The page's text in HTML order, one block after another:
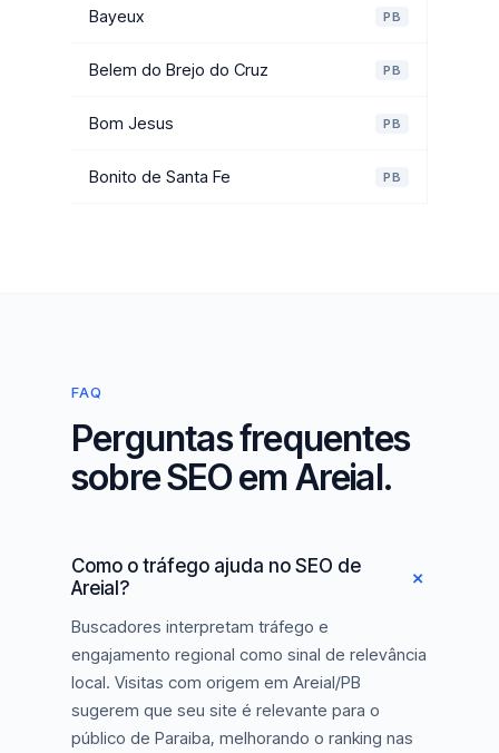
Bayeux PB
Belem do Brejo do Cruz PB
Bom Jesus PB
Bonito de Santa Fe PB
FAQ
Perguntas frequentes
sobre SEO em Areial.
Como o tráfego ajuda no SEO de
Areial?
Buscadores interpretam tráfego e
engajamento regional como sinal de relevância
local. Visitas com origem em Areial/PB
sugerem que seu site é relevante para o
público de Paraiba, melhorando o ranking nas